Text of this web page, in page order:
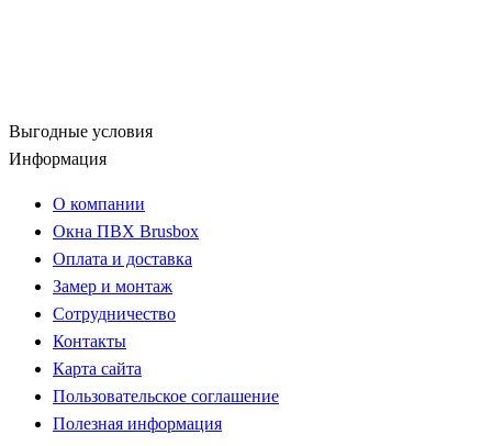
Выгодные условия
Информация
О компании
Окна ПВХ Brusbox
Оплата и доставка
Замер и монтаж
Сотрудничество
Контакты
Карта сайта
Пользовательское соглашение
Полезная информация